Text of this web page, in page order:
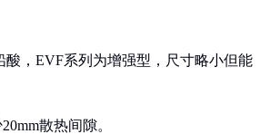
酸，EVF系列为增强型，尺寸略小但能
散热间隙。